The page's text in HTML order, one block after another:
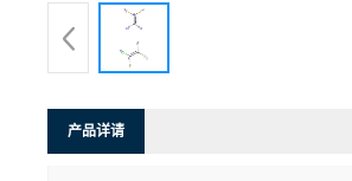
产品详请